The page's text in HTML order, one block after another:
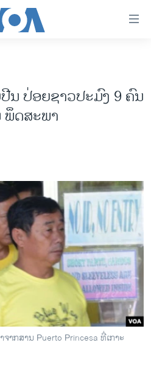
ນ ປ່ອຍຊາວປະມົງ 9 ຄົນ
ພຶດສະພາ
າກສານ Puerto Princesa ທີ່ເກາະ